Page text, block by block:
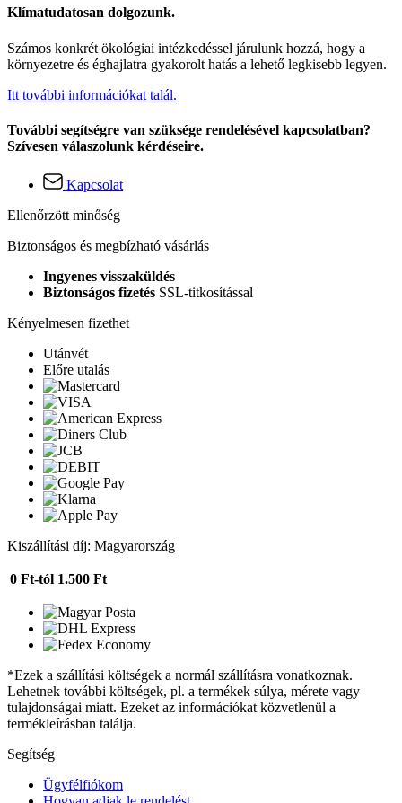
Klímatudatosan dolgozunk.
Számos konkrét ökológiai intézkedéssel járulunk hozzá, hogy a
környezetre és éghajlatra gyakorolt hatás a lehető legkisebb legyen.
Itt további információkat talál.
További segítségre van szüksége rendelésével kapcsolatban?
Szívesen válaszolunk kérdéseire.
Kapcsolat
Ellenőrzött minőség
Biztonságos és megbízható vásárlás
Ingyenes visszaküldés
Biztonságos fizetés SSL-titkosítással
Kényelmesen fizethet
Utánvét
Előre utalás
Kiszállítási díj: Magyarország
0 Ft-tól 1.500 Ft
*Ezek a szállítási költségek a normál szállításra vonatkoznak.
Lehetnek további költségek, pl. a termékek súlya, mérete vagy
tulajdonságai miatt. Ezeket az információkat közvetlenül a
termékleírásban találja.
Segítség
Ügyfélfiókom